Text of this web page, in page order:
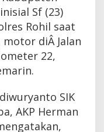
Sf (23)
Rohil saat
diÂ Jalan
22,
SIK
AKP Herman